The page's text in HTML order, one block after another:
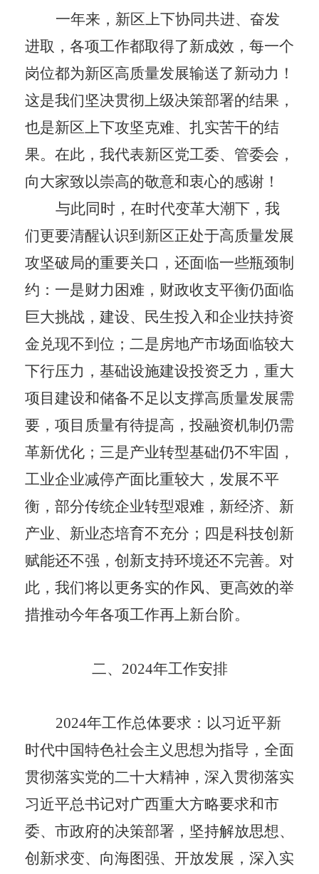
一年来，新区上下协同共进、奋发
进取，各项工作都取得了新成效，每一个
岗位都为新区高质量发展输送了新动力！
这是我们坚决贯彻上级决策部署的结果，
也是新区上下攻坚克难、扎实苦干的结
果。在此，我代表新区党工委、管委会，
向大家致以崇高的敬意和衷心的感谢！
与此同时，在时代变革大潮下，我
们更要清醒认识到新区正处于高质量发展
攻坚破局的重要关口，还面临一些瓶颈制
约：一是财力困难，财政收支平衡仍面临
巨大挑战，建设、民生投入和企业扶持资
金兑现不到位；二是房地产市场面临较大
下行压力，基础设施建设投资乏力，重大
项目建设和储备不足以支撑高质量发展需
要，项目质量有待提高，投融资机制仍需
革新优化；三是产业转型基础仍不牢固，
工业企业减停产面比重较大，发展不平
衡，部分传统企业转型艰难，新经济、新
产业、新业态培育不充分；四是科技创新
赋能还不强，创新支持环境还不完善。对
此，我们将以更务实的作风、更高效的举
措推动今年各项工作再上新台阶。
二、 2024年工作安排
2024年工作总体要求： 以习近平新
时代中国特色社会主义思想为指导，全面
贯彻落实党的二十大精神，深入贯彻落实
习近平总书记对广西重大方略要求和市
委、市政府的决策部署，坚持解放思想、
创新求变、向海图强、开放发展，深入实